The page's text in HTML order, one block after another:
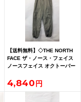
【送料無料】◇THE NORTH
FACE ザ・ノース・フェイス
ノースフェイス オクトーバー
グレー・CL Sサイズ
4,840